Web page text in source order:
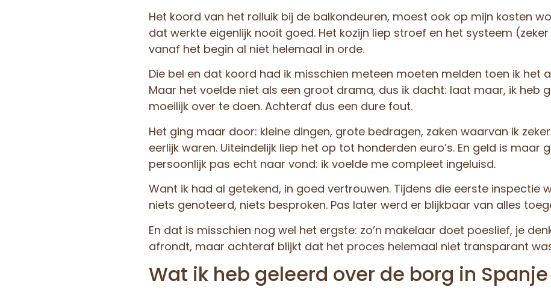
Het koord van het rolluik bij de balkondeuren, moest ook op mijn kosten
dat werkte eigenlijk nooit goed. Het kozijn liep stroef en het systeem
vanaf het begin al niet helemaal in orde.
Die bel en dat koord had ik misschien meteen moeten melden toen ik het
Maar het voelde niet als een groot drama, dus ik dacht: laat maar, ik heb
moeilijk over te doen. Achteraf dus een dure fout.
Het ging maar door: kleine dingen, grote bedragen, zaken waarvan ik
eerlijk waren. Uiteindelijk liep het op tot honderden euro’s. En geld is maar
persoonlijk pas echt naar vond: ik voelde me compleet ingeluisd.
Want ik had al getekend, in goed vertrouwen. Tijdens die eerste inspectie
niets genoteerd, niets besproken. Pas later werd er blijkbaar van alles
En dat is misschien nog wel het ergste: zo’n makelaar doet poeslief, je
afrondt, maar achteraf blijkt dat het proces helemaal niet transparant
Wat ik heb geleerd over de borg in Spanje